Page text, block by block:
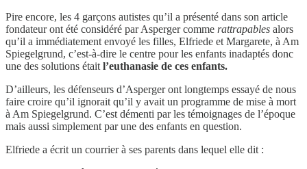
Pire encore, les 4 garçons autistes qu’il a présenté dans son article
fondateur ont été considéré par Asperger comme rattrapables alors
qu’il a immédiatement envoyé les filles, Elfriede et Margarete, à Am
Spiegelgrund, c’est-à-dire le centre pour les enfants inadaptés donc
une des solutions était l’euthanasie de ces enfants.
D’ailleurs, les défenseurs d’Asperger ont longtemps essayé de nous
faire croire qu’il ignorait qu’il y avait un programme de mise à mort
à Am Spiegelgrund. C’est démenti par les témoignages de l’époque
mais aussi simplement par une des enfants en question.
Elfriede a écrit un courrier à ses parents dans lequel elle dit :